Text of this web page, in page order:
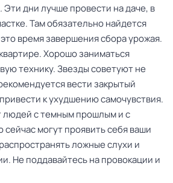
дни лучше провести на даче, в
Там обязательно найдется
время завершения сбора урожая.
Хорошо заниматься
технику. Звезды советуют не
вести закрытый
к ухудшению самочувствия.
людей с темным прошлым и с
могут проявить себя ваши
ложные слухи и
Не поддавайтесь на провокации и